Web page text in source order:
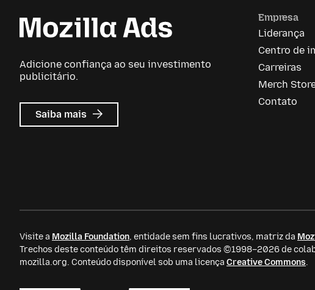
Adicione confiança ao seu investimento
publicitário.
Saiba mais sobre
Mozilla
Empresa
Liderança
Centro de
Carreiras
Merch
Contato
Visite a Mozilla Foundation, entidade sem fins lucrativos, matriz da
Trechos deste conteúdo têm direitos reservados ©1998–2026 de
mozilla.org. Conteúdo disponível sob uma licença Creative Commons.